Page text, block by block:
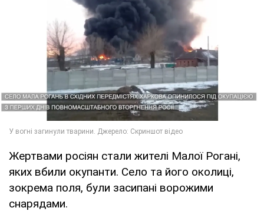
Жертвами росіян стали жителі Малої Рогані,
яких вбили окупанти. Село та його околиці,
зокрема поля, були засипані ворожими
снарядами.